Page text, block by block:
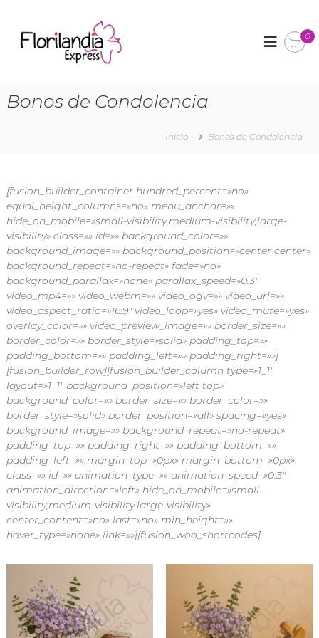
l
a
E
x
p
r
e
s
s
o
s
l
y
d
e
t
a
e
s
p
a
t
o
d
a
o
c
s
i
ó
n
e
0
Bonos de Condolencia
Inicio Bonos de Condolencia
[fusion_builder_container hundred_percent=»no»
equal_height_columns=»no» menu_anchor=»»
hide_on_mobile=»small-visibility,medium-visibility,large-
visibility» class=»» id=»» background_color=»»
background_image=»» background_position=»center center»
background_repeat=»no-repeat» fade=»no»
background_parallax=»none» parallax_speed=»0.3″
video_mp4=»» video_webm=»» video_ogv=»» video_url=»»
video_aspect_ratio=»16:9″ video_loop=»yes» video_mute=»yes»
overlay_color=»» video_preview_image=»» border_size=»»
border_color=»» border_style=»solid» padding_top=»»
padding_bottom=»» padding_left=»» padding_right=»»]
[fusion_builder_row][fusion_builder_column type=»1_1″
layout=»1_1″ background_position=»left top»
background_color=»» border_size=»» border_color=»»
border_style=»solid» border_position=»all» spacing=»yes»
background_image=»» background_repeat=»no-repeat»
padding_top=»» padding_right=»» padding_bottom=»»
padding_left=»» margin_top=»0px» margin_bottom=»0px»
class=»» id=»» animation_type=»» animation_speed=»0.3″
animation_direction=»left» hide_on_mobile=»small-
visibility,medium-visibility,large-visibility»
center_content=»no» last=»no» min_height=»»
hover_type=»none» link=»»][fusion_woo_shortcodes]